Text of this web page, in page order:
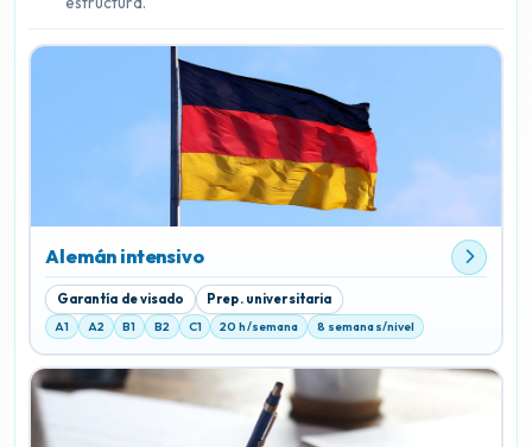
Alemán intensivo
Garantía de visado Prep. universitaria
A1 A2 B1 B2 C1 20 h/semana 8 semanas/nivel